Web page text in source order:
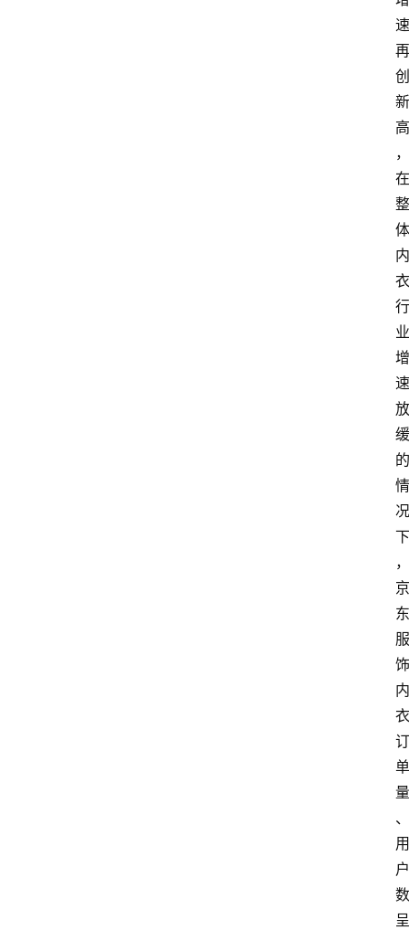
速
再
创
新
高
，
在
整
体
内
衣
行
业
增
速
放
缓
的
情
况
下
，
京
东
服
饰
内
衣
订
单
量
、
用
户
数
呈